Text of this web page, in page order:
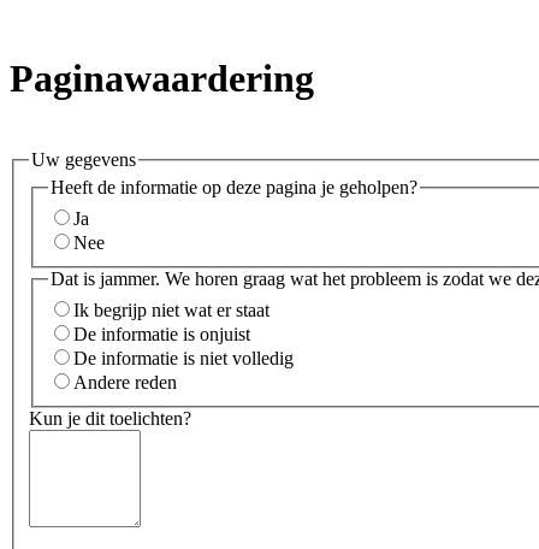
Paginawaardering
Uw gegevens
Heeft de informatie op deze pagina je geholpen?
Ja
Nee
Dat is jammer. We horen graag wat het probleem is zodat we
Ik begrijp niet wat er staat
De informatie is onjuist
De informatie is niet volledig
Andere reden
Kun je dit toelichten?